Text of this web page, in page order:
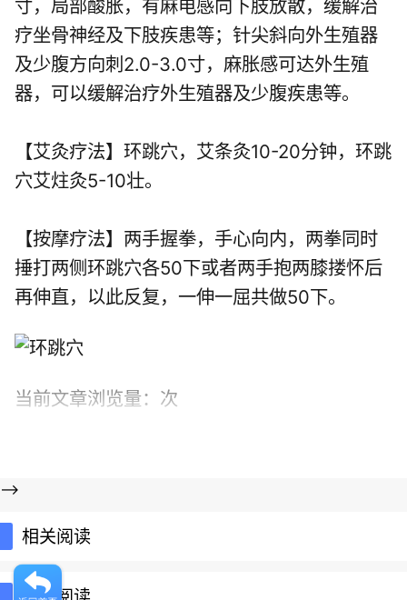
寸，局部酸胀，有麻电感向下肢放散，缓解治
疗坐骨神经及下肢疾患等；针尖斜向外生殖器
及少腹方向刺2.0-3.0寸，麻胀感可达外生殖
器，可以缓解治疗外生殖器及少腹疾患等。
【艾灸疗法】环跳穴，艾条灸10-20分钟，环跳
穴艾炷灸5-10壮。
【按摩疗法】两手握拳，手心向内，两拳同时
捶打两侧环跳穴各50下或者两手抱两膝搂怀后
再伸直，以此反复，一伸一屈共做50下。
当前文章浏览量： 次
-->
相关阅读